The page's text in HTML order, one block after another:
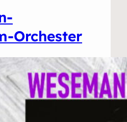
Orchester